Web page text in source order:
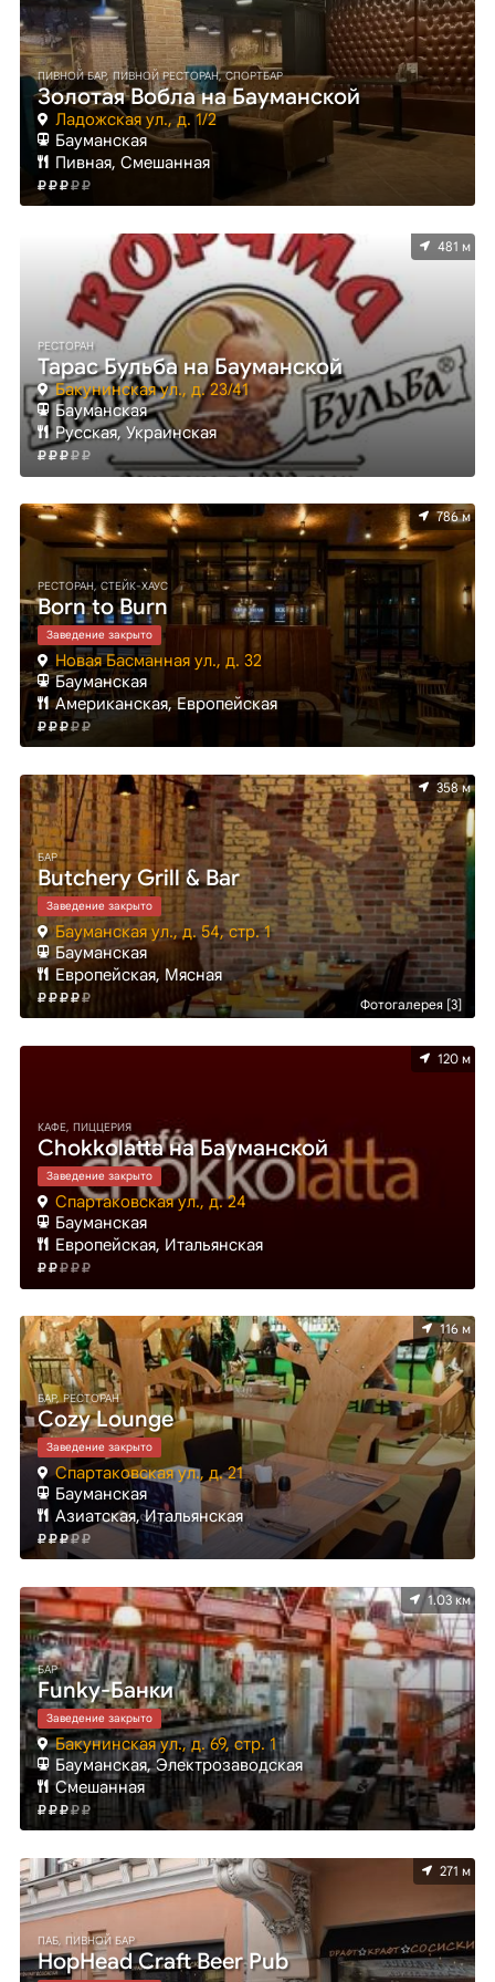
ПИВНОЙ БАР, ПИВНОЙ РЕСТОРАН, СПОРТБАР
Золотая Вобла на Бауманской
Ладожская ул., д. 1/2
Бауманская
Пивная, Смешанная
481 м
РЕСТОРАН
Тарас Бульба на Бауманской
Бакунинская ул., д. 23/41
Бауманская
Русская, Украинская
786 м
РЕСТОРАН, СТЕЙК-ХАУС
Born to Burn
Заведение закрыто
Новая Басманная ул., д. 32
Бауманская
Американская, Европейская
Фотогалерея [3]
358 м
БАР
Butchery Grill & Bar
Заведение закрыто
Бауманская ул., д. 54, стр. 1
Бауманская
Европейская, Мясная
120 м
КАФЕ, ПИЦЦЕРИЯ
Chokkolatta на Бауманской
Заведение закрыто
Спартаковская ул., д. 24
Бауманская
Европейская, Итальянская
116 м
БАР, РЕСТОРАН
Cozy Lounge
Заведение закрыто
Спартаковская ул., д. 21
Бауманская
Азиатская, Итальянская
1.03 км
БАР
Funky-Банки
Заведение закрыто
Бакунинская ул., д. 69, стр. 1
Бауманская, Электрозаводская
Смешанная
271 м
ПАБ, ПИВНОЙ БАР
HopHead Craft Beer Pub